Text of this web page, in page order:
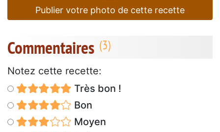
Publier votre photo de cette recette
Commentaires
Notez cette recette:
Très bon !
Bon
Moyen